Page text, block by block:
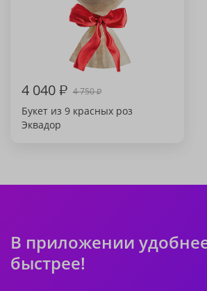
4 040₽ 4 750₽
Букет из 9 красных роз
Эквадор
В приложении
быстрее!